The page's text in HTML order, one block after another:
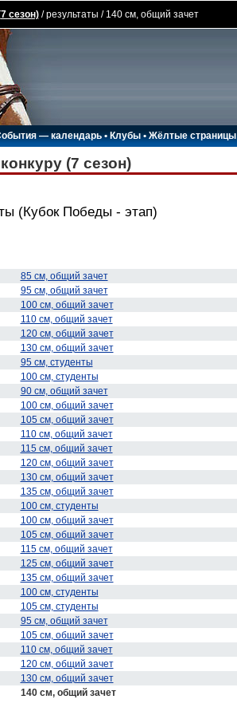
сезон)/ результаты / 140 см, общий зачет
— календарь•Клубы •Жёлтые страницы
(7 сезон)
(Кубок Победы - этап)
85 см, общий зачет
95 см, общий зачет
100 см, общий зачет
110 см, общий зачет
120 см, общий зачет
130 см, общий зачет
95 см, студенты
100 см, студенты
90 см, общий зачет
100 см, общий зачет
105 см, общий зачет
110 см, общий зачет
115 см, общий зачет
120 см, общий зачет
130 см, общий зачет
135 см, общий зачет
100 см, студенты
100 см, общий зачет
105 см, общий зачет
115 см, общий зачет
125 см, общий зачет
135 см, общий зачет
100 см, студенты
105 см, студенты
95 см, общий зачет
105 см, общий зачет
110 см, общий зачет
120 см, общий зачет
130 см, общий зачет
140 см, общий зачет